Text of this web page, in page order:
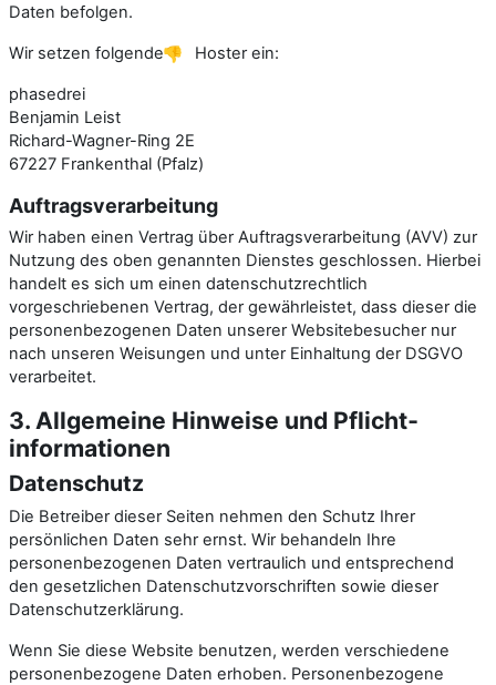
Daten befolgen.
Wir setzen folgende Hoster ein:
phasedrei
Benjamin Leist
Richard-Wagner-Ring 2E
67227 Frankenthal (Pfalz)
Auftragsverarbeitung
Wir haben einen Vertrag über Auftragsverarbeitung (AVV) zur
Nutzung des oben genannten Dienstes geschlossen. Hierbei
handelt es sich um einen datenschutzrechtlich
vorgeschriebenen Vertrag, der gewährleistet, dass dieser die
personenbezogenen Daten unserer Websitebesucher nur
nach unseren Weisungen und unter Einhaltung der DSGVO
verarbeitet.
3. Allgemeine Hinweise und Pflicht­
informationen
Datenschutz
Die Betreiber dieser Seiten nehmen den Schutz Ihrer
persönlichen Daten sehr ernst. Wir behandeln Ihre
personenbezogenen Daten vertraulich und entsprechend
den gesetzlichen Datenschutzvorschriften sowie dieser
Datenschutzerklärung.
Wenn Sie diese Website benutzen, werden verschiedene
personenbezogene Daten erhoben. Personenbezogene